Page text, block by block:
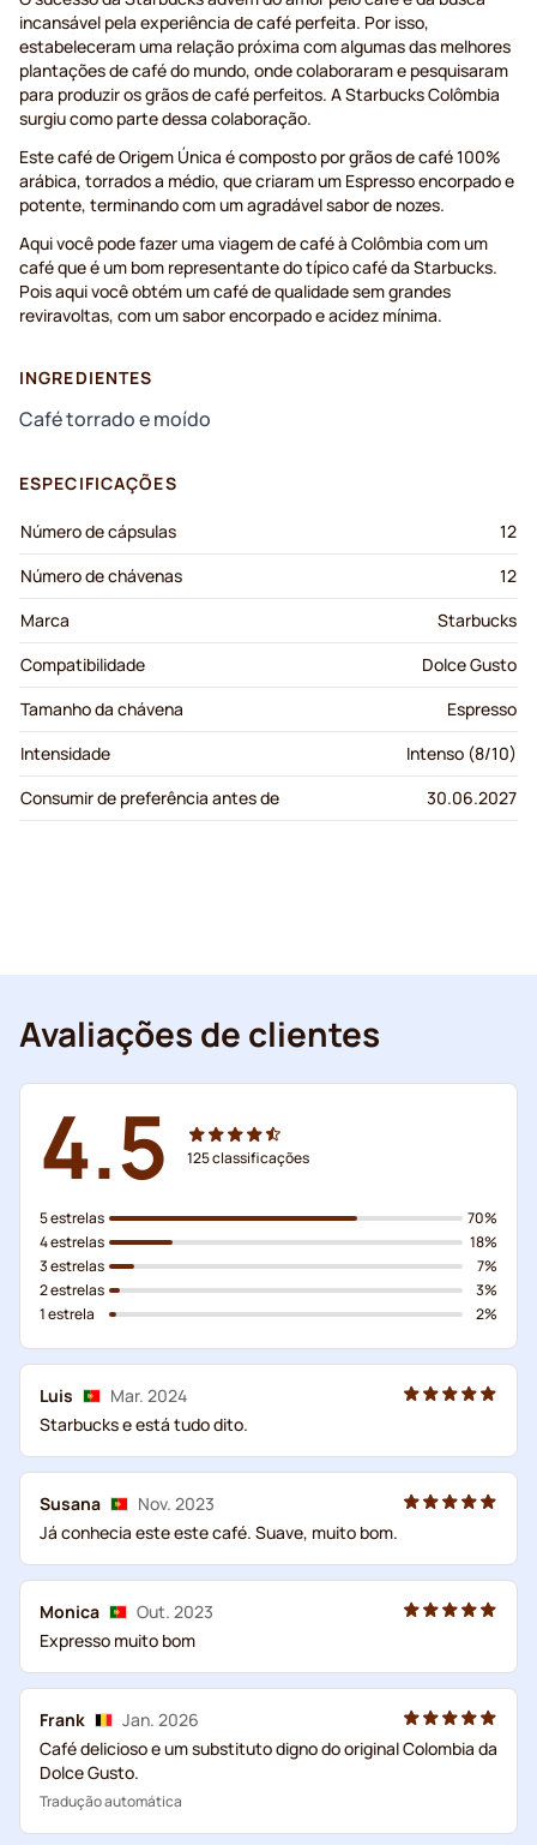
incansável pela experiência de café perfeita. Por isso,
estabeleceram uma relação próxima com algumas das melhores
plantações de café do mundo, onde colaboraram e pesquisaram
para produzir os grãos de café perfeitos. A Starbucks Colômbia
surgiu como parte dessa colaboração.
Este café de Origem Única é composto por grãos de café 100%
arábica, torrados a médio, que criaram um Espresso encorpado e
potente, terminando com um agradável sabor de nozes.
Aqui você pode fazer uma viagem de café à Colômbia com um
café que é um bom representante do típico café da Starbucks.
Pois aqui você obtém um café de qualidade sem grandes
reviravoltas, com um sabor encorpado e acidez mínima.
INGREDIENTES
Café torrado e moído
ESPECIFICAÇÕES
Número de cápsulas
12
Número de chávenas
12
Marca
Starbucks
Compatibilidade
Dolce Gusto
Tamanho da chávena
Espresso
Intensidade
Intenso (8/10)
Consumir de preferência antes de
30.06.2027
Avaliações de clientes
4.5 125classificações
5 estrelas
4 estrelas
3 estrelas
2 estrelas
1 estrela
70%
18%
7%
3%
2%
Luis
Mar. 2024
Starbucks e está tudo dito.
Susana
Nov. 2023
Já conhecia este este café. Suave, muito bom.
Monica
Out. 2023
Expresso muito bom
Frank
Jan. 2026
Café delicioso e um substituto digno do original Colombia da
Dolce Gusto.
Tradução automática